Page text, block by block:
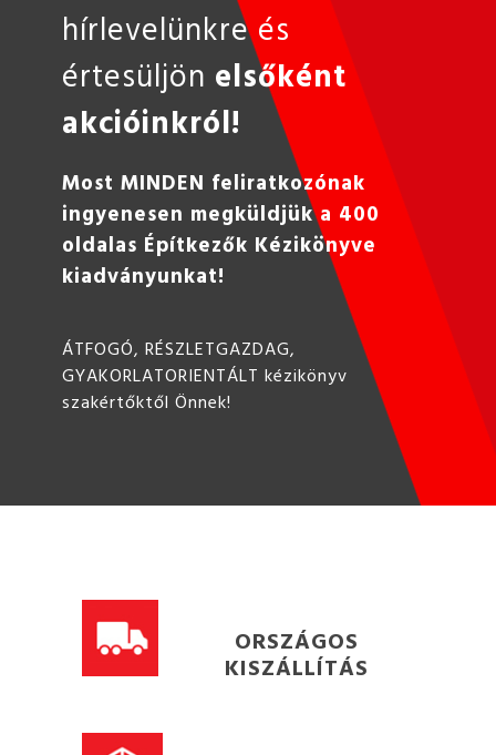
hírlevelünkre és
értesüljön elsőként
akcióinkról!
Most MINDEN feliratkozónak
ingyenesen megküldjük a 400
oldalas Építkezők Kézikönyve
kiadványunkat!
ÁTFOGÓ, RÉSZLETGAZDAG,
GYAKORLATORIENTÁLT kézikönyv
szakértőktől Önnek!
ORSZÁGOS
KISZÁLLÍTÁS